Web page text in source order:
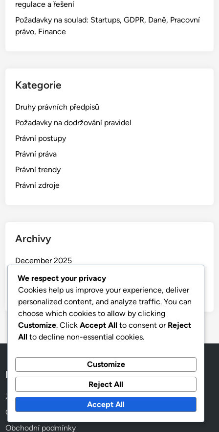
regulace a řešení
Požadavky na soulad: Startups, GDPR, Daně, Pracovní
právo, Finance
Kategorie
Druhy právních předpisů
Požadavky na dodržování pravidel
Právní postupy
Právní práva
Právní trendy
Právní zdroje
Archivy
December 2025
November 2025
October 2025
Rychlé odkazy
Zásady používání cookies
O aplikaci
Obchodní podmínky
We respect your privacy
Cookies help us improve your experience, deliver
personalized content, and analyze traffic. You can
choose which cookies to allow by clicking
Customize. Click Accept All to consent or Reject
All to decline non-essential cookies.
Customize
Reject All
Accept All